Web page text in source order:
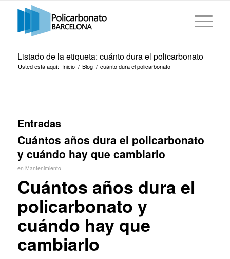
Listado de la etiqueta: cuánto dura el policarbonato
Usted está aquí: Inicio / Blog / cuánto dura el policarbonato
Entradas
Cuántos años dura el policarbonato
y cuándo hay que cambiarlo
en Mantenimiento
Cuántos años dura el
policarbonato y
cuándo hay que
cambiarlo